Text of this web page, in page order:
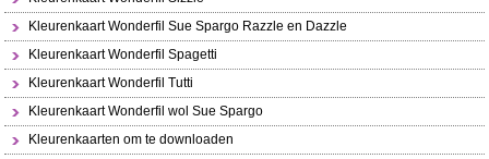
Kleurenkaart Wonderfil Sue Spargo Razzle en Dazzle
Kleurenkaart Wonderfil Spagetti
Kleurenkaart Wonderfil Tutti
Kleurenkaart Wonderfil wol Sue Spargo
Kleurenkaarten om te downloaden